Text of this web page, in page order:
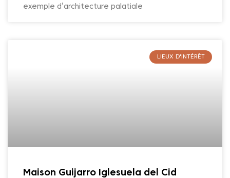
exemple d’architecture palatiale
LIEUX D'INTÉRÊT
Maison Guijarro Iglesuela del Cid